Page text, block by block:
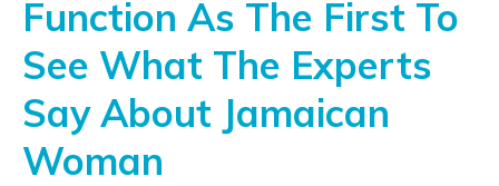
Function As The First To
See What The Experts
Say About Jamaican
Woman